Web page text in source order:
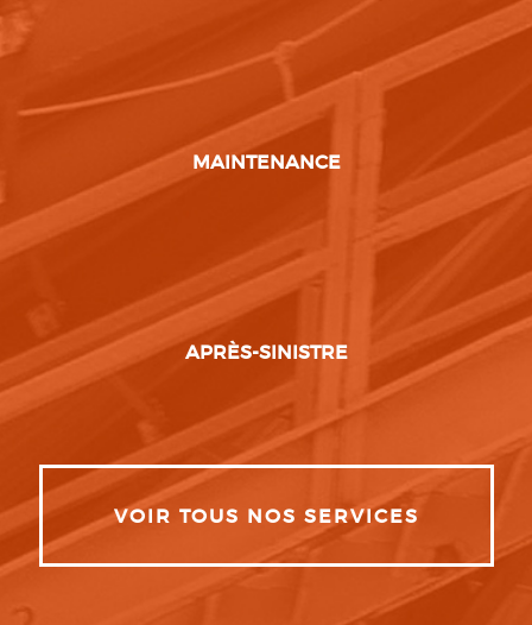
MAINTENANCE
APRÈS-SINISTRE
VOIR TOUS NOS SERVICES